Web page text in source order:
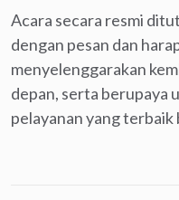
Acara secara resmi
dengan pesan dan
menyelenggarakan
depan, serta berupaya
pelayanan yang terbaik